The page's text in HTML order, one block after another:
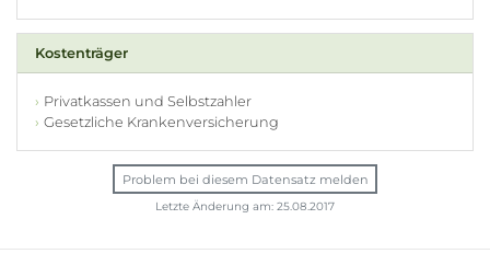
Kostenträger
Privatkassen und Selbstzahler
Gesetzliche Krankenversicherung
Problem bei diesem Datensatz melden
Letzte Änderung am: 25.08.2017